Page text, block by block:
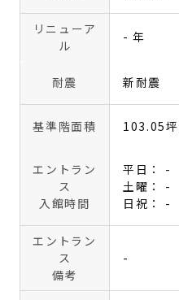
リニューア
ル
- 年
耐震 新耐震
基準階面積 103.05坪
エントラン
ス
入館時間
平日： -
土曜： -
日祝： -
エントラン
ス
備考
-